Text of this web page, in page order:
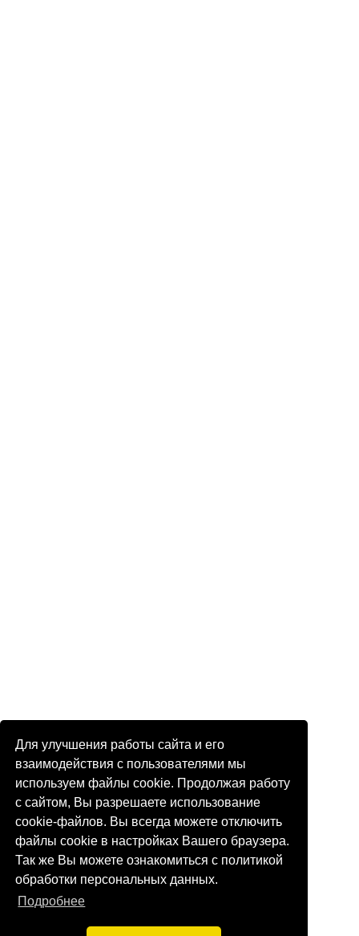
Для улучшения работы сайта и его
взаимодействия с пользователями мы
используем файлы cookie. Продолжая работу
с сайтом, Вы разрешаете использование
cookie-файлов. Вы всегда можете отключить
файлы cookie в настройках Вашего браузера.
Так же Вы можете ознакомиться с политикой
обработки персональных данных.
Подробнее